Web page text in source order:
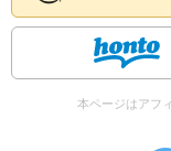
本ページはアフ